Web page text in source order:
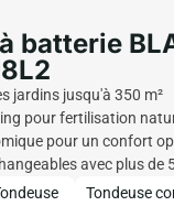
batterie
jardins jusqu'à 350 m²
pour fertilisation
pour un confort
avec plus de
Tondeuse